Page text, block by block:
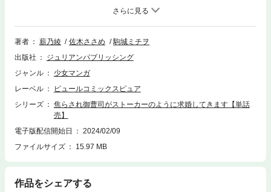
で「自分には恋愛する資格がない」と思っていた千秋の心を、枚岡が優し
くほどいてくれて…。枚岡から実は御曹司であることを明かされ、気づけ
ば捨て身のアプローチが始まっていて!? 佐木ささめ原作、エリート御曹
司に甘く優しくとらわれる、大人同士の恋。
著者 薪乃綾 佐木ささめ
駒城ミチヲ
出版社
ジュリアンパブリッシング
ジャンル
少女マンガ
レーベル
ピュールコミックスピュア
シリーズ
焦らされ御曹司がストーカーのように求婚してきます【単話
売】
電子版配信開始日
2024/02/09
ファイルサイズ
15.97 MB
作品をシェアする